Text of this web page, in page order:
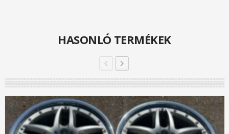
HASONLÓ TERMÉKEK